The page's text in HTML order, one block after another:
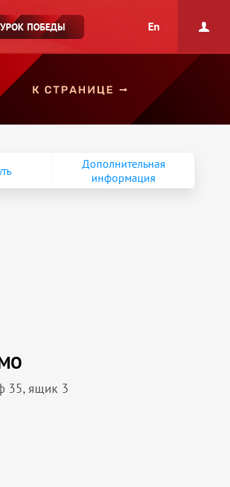
УРОК ПОБЕДЫ En
Дополнительная
информация
35, ящик 3